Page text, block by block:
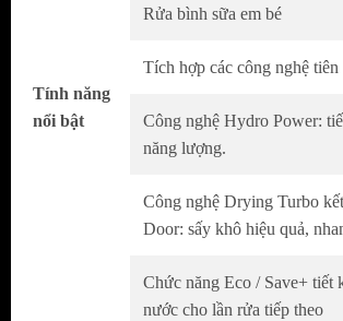
không gian bếp hiệu quả, phù
dụng thoải mái.
Bên cạnh đó, gam màu xám
các vật dụng khác, các chi tiết
cao cho căn bếp nhà bạn.
Rửa bình sữa em bé
Tính năng
nổi bật
Tích hợp các công nghệ tiên
Công nghệ Hydro Power:
năng lượng.
Công nghệ Drying Turbo
Door: sấy khô hiệu quả,
Chức năng Eco / Save+ tiết
nước cho lần rửa tiếp theo